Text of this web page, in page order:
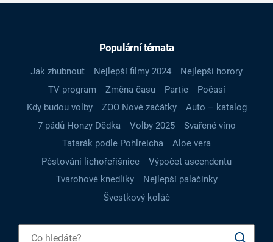
Populární témata
Jak zhubnout Nejlepší filmy 2024
Nejlepší horory
TV program
Změna času Partie
Počasí
Kdy budou volby
ZOO Nové začátky
Auto – katalog
7 pádů Honzy Dědka
Volby 2025
Svařené víno
Tatarák podle Pohlreicha
Aloe vera
Pěstování lichořeřišnice
Výpočet ascendentu
Tvarohové knedlíky
Nejlepší palačinky
Švestkový koláč